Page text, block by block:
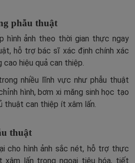
phẫu thuật
hình ảnh theo thời gian thực ngay
hỗ trợ bác sĩ xác định chính xác
hiệu quả can thiệp.
nhiều lĩnh vực như phẫu thuật
hình, bơm xi măng sinh học tạo
thuật can thiệp ít xâm lấn.
thuật
cho hình ảnh sắc nét, hỗ trợ thực
xâm lấn trong ngoại tiêu hóa, tiết